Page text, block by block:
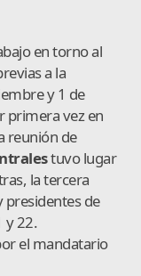
en torno al
a la
y 1 de
primera vez en
reunión de
tuvo lugar
la tercera
presidentes de
y 22.
el mandatario